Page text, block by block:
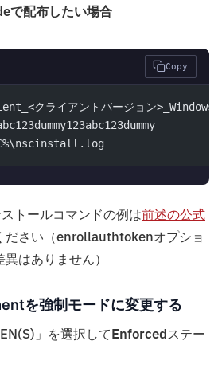
で配布したい場合
Copy
クライアントバージョン
トールコマンドの例は前述の公式
ださい（enrollauthtokenオプショ
はありません）
を強制モードに変更する
」を選択してEnforcedステー